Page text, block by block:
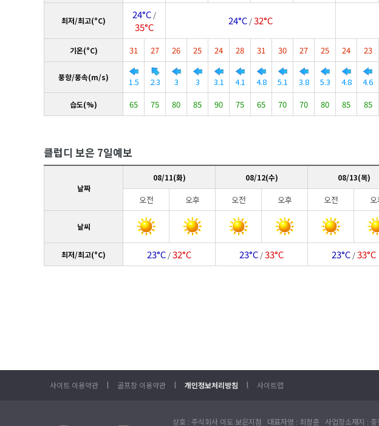
최저/최고(°C) 24°C /
35°C
24°C /32°C
기온(°C) 31 27 26 25 24 28 31 30 27 25 24 23
풍향/풍속(m/s) 1.5 2.3 3 3 3.1 4.1 4.8 5.1 3.8 5.3 4.8 4.6
습도(%) 65 75 80 85 90 75 65 70 70 80 85 85
클럽디 보은 7일예보
날짜
08/11(화) 08/12(수) 08/13(목)
오전 오후 오전 오후 오전
날씨
최저/최고(°C) 23°C /32°C 23°C /33°C 23°C /33°C
사이트 이용약관 l 골프장 이용약관 l 개인정보처리방침 l 사이트맵
상호 : 주식회사 이도 보은지점 대표자명 : 최정훈 사업장소재지 :